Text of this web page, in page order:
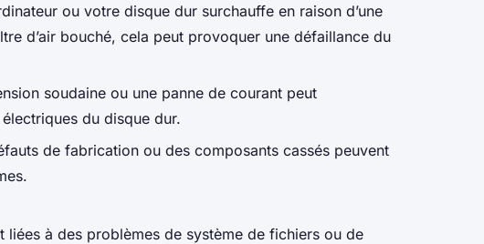
ou votre disque dur surchauffe en raison d’une
d’air bouché, cela peut provoquer une défaillance du
soudaine ou une panne de courant peut
du disque dur.
de fabrication ou des composants cassés peuvent
liées à des problèmes de système de fichiers ou de